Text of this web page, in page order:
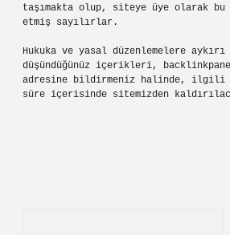
taşımakta olup, siteye üye olarak bu
etmiş sayılırlar.
Hukuka ve yasal düzenlemelere aykırı
düşündüğünüz içerikleri,
adresine bildirmeniz halinde,
süre içerisinde sitemizden